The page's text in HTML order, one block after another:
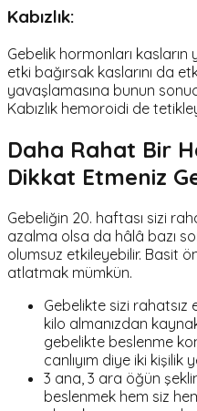
Kabızlık:
Gebelik hormonları
etki bağırsak kaslarını da
yavaşlamasına bunun
Kabızlık hemoroidi de
Daha Rahat Bir
Dikkat Etmeniz
Gebeliğin 20. haftası sizi
azalma olsa da hâlâ bazı
olumsuz etkileyebilir. Basit
atlatmak mümkün.
Gebelikte sizi
kilo almanızdan
gebelikte beslenme
canlıyım diye iki kişilik
3 ana, 3 ara öğün
beslenmek hem siz